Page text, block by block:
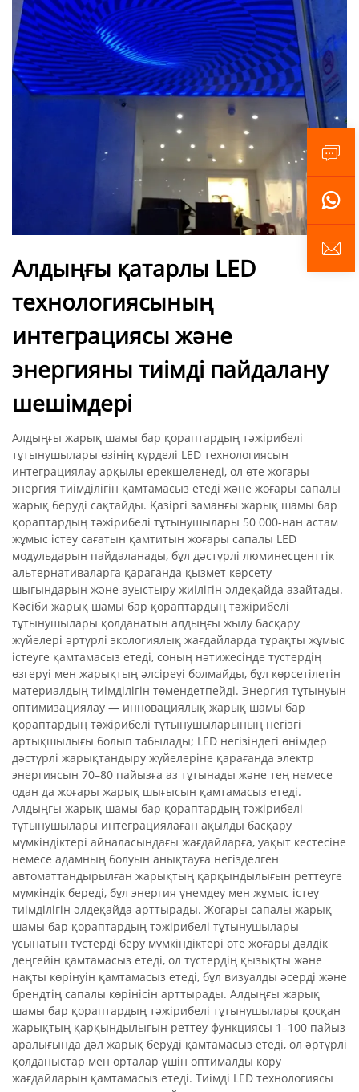
Алдыңғы қатарлы LED
технологиясының
интеграциясы және
энергияны тиімді пайдалану
шешімдері
Алдыңғы жарық шамы бар қораптардың тәжірибелі
тұтынушылары өзінің күрделі LED технологиясын
интеграциялау арқылы ерекшеленеді, ол өте жоғары
энергия тиімділігін қамтамасыз етеді және жоғары сапалы
жарық беруді сақтайды. Қазіргі заманғы жарық шамы бар
қораптардың тәжірибелі тұтынушылары 50 000-нан астам
жұмыс істеу сағатын қамтитын жоғары сапалы LED
модульдарын пайдаланады, бұл дәстүрлі люминесценттік
альтернативаларға қарағанда қызмет көрсету
шығындарын және ауыстыру жиілігін әлдеқайда азайтады.
Кәсіби жарық шамы бар қораптардың тәжірибелі
тұтынушылары қолданатын алдыңғы жылу басқару
жүйелері әртүрлі экологиялық жағдайларда тұрақты жұмыс
істеуге қамтамасыз етеді, соның нәтижесінде түстердің
өзгеруі мен жарықтың әлсіреуі болмайды, бұл көрсетілетін
материалдың тиімділігін төмендетпейді. Энергия тұтынуын
оптимизациялау — инновациялық жарық шамы бар
қораптардың тәжірибелі тұтынушыларының негізгі
артықшылығы болып табылады; LED негізіндегі өнімдер
дәстүрлі жарықтандыру жүйелеріне қарағанда электр
энергиясын 70–80 пайызға аз тұтынады және тең немесе
одан да жоғары жарық шығысын қамтамасыз етеді.
Алдыңғы жарық шамы бар қораптардың тәжірибелі
тұтынушылары интеграциялаған ақылды басқару
мүмкіндіктері айналасындағы жағдайларға, уақыт кестесіне
немесе адамның болуын анықтауға негізделген
автоматтандырылған жарықтың қарқындылығын реттеуге
мүмкіндік береді, бұл энергия үнемдеу мен жұмыс істеу
тиімділігін әлдеқайда арттырады. Жоғары сапалы жарық
шамы бар қораптардың тәжірибелі тұтынушылары
ұсынатын түстерді беру мүмкіндіктері өте жоғары дәлдік
деңгейін қамтамасыз етеді, ол түстердің қызықты және
нақты көрінуін қамтамасыз етеді, бұл визуалды әсерді және
брендтің сапалы көрінісін арттырады. Алдыңғы жарық
шамы бар қораптардың тәжірибелі тұтынушылары қосқан
жарықтың қарқындылығын реттеу функциясы 1–100 пайыз
аралығында дәл жарық беруді қамтамасыз етеді, ол әртүрлі
қолданыстар мен орталар үшін оптималды көру
жағдайларын қамтамасыз етеді. Тиімді LED технологиясы